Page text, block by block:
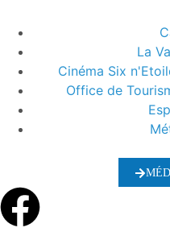
La
Cinéma Six
Office de